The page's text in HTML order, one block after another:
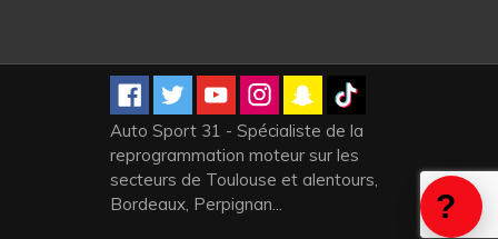
Auto Sport 31 - Spécialiste de la
reprogrammation moteur sur les
secteurs de Toulouse et alentours,
Bordeaux, Perpignan...